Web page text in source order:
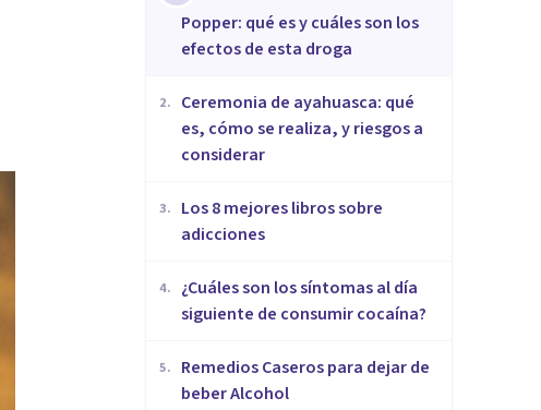
Popper: qué es y cuáles son los
efectos de esta droga
2.
Ceremonia de ayahuasca: qué
es, cómo se realiza, y riesgos a
considerar
3.
Los 8 mejores libros sobre
adicciones
4.
¿Cuáles son los síntomas al día
siguiente de consumir cocaína?
5.
Remedios Caseros para dejar de
beber Alcohol